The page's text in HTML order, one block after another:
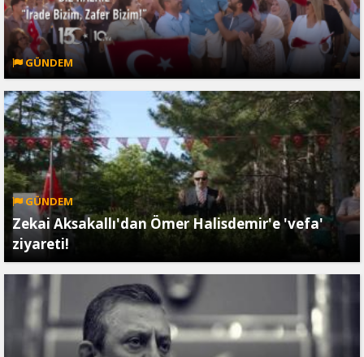
GÜNDEM
GÜNDEM
Zekai Aksakallı'dan Ömer Halisdemir'e 'vefa'
ziyareti!